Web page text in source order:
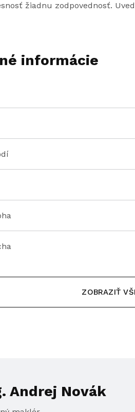
žiadnu zodpovednosť.
informácie
ZOBRAZIŤ
Andrej Novák